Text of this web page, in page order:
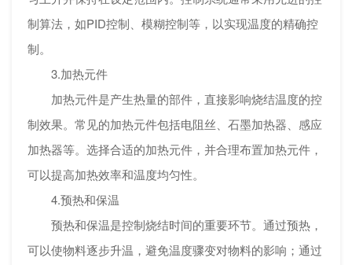
制算法，如PID控制、模糊控制等，以实现温度的精确控
制。
3.加热元件
加热元件是产生热量的部件，直接影响烧结温度的控
制效果。常见的加热元件包括电阻丝、石墨加热器、感应
加热器等。选择合适的加热元件，并合理布置加热元件，
可以提高加热效率和温度均匀性。
4.预热和保温
预热和保温是控制烧结时间的重要环节。通过预热，
可以使物料逐步升温，避免温度骤变对物料的影响；通过